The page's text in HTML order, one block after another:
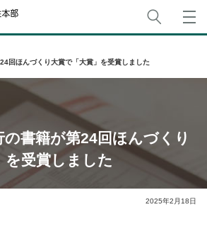
公益財団法人日本生産性本部
回ほんづくり大賞で「大賞」を受賞しました
の書籍が第24回ほんづくり
を受賞しました
2025年2月18日